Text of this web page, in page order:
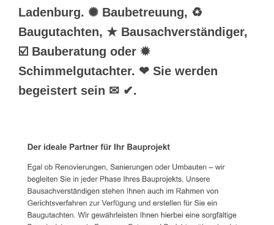
Ladenburg. ✺ Baubetreuung, ♻
Baugutachten, ★ Bausachverständiger,
☑️ Bauberatung oder ✹
Schimmelgutachter. ❤ Sie werden
begeistert sein ✉ ✔.